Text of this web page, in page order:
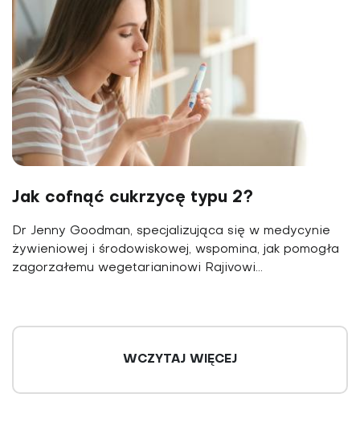
Jak cofnąć cukrzycę typu 2?
Dr Jenny Goodman, specjalizująca się w medycynie
żywieniowej i środowiskowej, wspomina, jak pomogła
zagorzałemu wegetarianinowi Rajivowi...
WCZYTAJ WIĘCEJ